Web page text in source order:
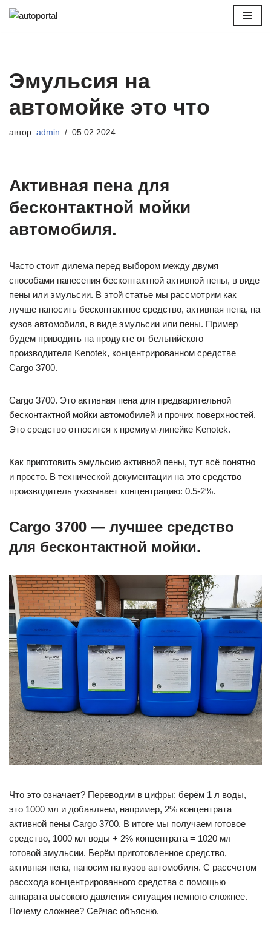
Эмульсия на
автомойке это что
автор: admin 05.02.2024
Активная пена для
бесконтактной мойки
автомобиля.
Часто стоит дилема перед выбором между двумя
способами нанесения бесконтактной активной пены, в виде
пены или эмульсии. В этой статье мы рассмотрим как
лучше наносить бесконтактное средство, активная пена, на
кузов автомобиля, в виде эмульсии или пены. Пример
будем приводить на продукте от бельгийского
производителя Kenotek, концентрированном средстве
Cargo 3700.
Cargo 3700. Это активная пена для предварительной
бесконтактной мойки автомобилей и прочих поверхностей.
Это средство относится к премиум-линейке Kenotek.
Как приготовить эмульсию активной пены, тут всё понятно
и просто. В технической документации на это средство
производитель указывает концентрацию: 0.5-2%.
Cargo 3700 — лучшее средство
для бесконтактной мойки.
Что это означает? Переводим в цифры: берём 1 л воды,
это 1000 мл и добавляем, например, 2% концентрата
активной пены Cargo 3700. В итоге мы получаем готовое
средство, 1000 мл воды + 2% концентрата = 1020 мл
готовой эмульсии. Берём приготовленное средство,
активная пена, наносим на кузов автомобиля. С рассчетом
рассхода концентрированного средства с помощью
аппарата высокого давления ситуация немного сложнее.
Почему сложнее? Сейчас объясню.